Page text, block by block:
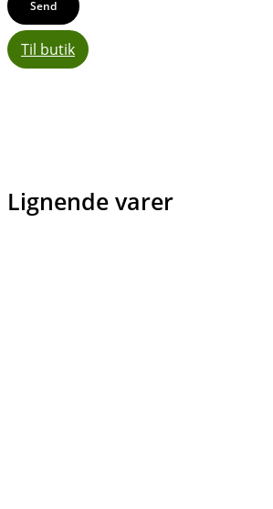
Til butik
Lignende varer